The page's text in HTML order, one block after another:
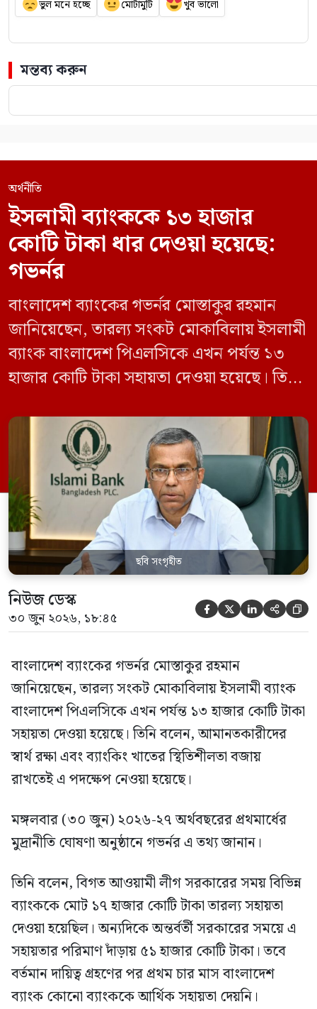
ভুল মনে হচ্ছে মোটামুটি খুব ভালো
মন্তব্য করুন
অর্থনীতি
ইসলামী ব্যাংককে ১৩ হাজার
কোটি টাকা ধার দেওয়া হয়েছে:
গভর্নর
বাংলাদেশ ব্যাংকের গভর্নর মোস্তাকুর রহমান
জানিয়েছেন, তারল্য সংকট মোকাবিলায় ইসলামী
ব্যাংক বাংলাদেশ পিএলসিকে এখন পর্যন্ত ১৩
হাজার কোটি টাকা সহায়তা দেওয়া হয়েছে। তিনি
খাতের স্থিতিশীলতা বজায় রাখতেই এ পদক্ষেপ
নেওয়া হয়েছে। মঙ্গলবার (৩০ জুন) ২০২৬-২৭
অর্থবছরের প্রথমার্ধের মুদ্রানীতি ঘোষণা অনুষ্ঠানে
গভর্নর এ তথ্য জানান। তিনি বলেন, বিগত
আওয়ামী লীগ […]
ছবি সংগৃহীত
নিউজ ডেস্ক
৩০ জুন ২০২৬, ১৮:৪৫     
বাংলাদেশ ব্যাংকের গভর্নর মোস্তাকুর রহমান
জানিয়েছেন, তারল্য সংকট মোকাবিলায় ইসলামী ব্যাংক
বাংলাদেশ পিএলসিকে এখন পর্যন্ত ১৩ হাজার কোটি টাকা
সহায়তা দেওয়া হয়েছে। তিনি বলেন, আমানতকারীদের
স্বার্থ রক্ষা এবং ব্যাংকিং খাতের স্থিতিশীলতা বজায়
রাখতেই এ পদক্ষেপ নেওয়া হয়েছে।
মঙ্গলবার (৩০ জুন) ২০২৬-২৭ অর্থবছরের প্রথমার্ধের
মুদ্রানীতি ঘোষণা অনুষ্ঠানে গভর্নর এ তথ্য জানান।
তিনি বলেন, বিগত আওয়ামী লীগ সরকারের সময় বিভিন্ন
ব্যাংককে মোট ১৭ হাজার কোটি টাকা তারল্য সহায়তা
দেওয়া হয়েছিল। অন্যদিকে অন্তর্বর্তী সরকারের সময়ে এ
সহায়তার পরিমাণ দাঁড়ায় ৫১ হাজার কোটি টাকা। তবে
বর্তমান দায়িত্ব গ্রহণের পর প্রথম চার মাস বাংলাদেশ
ব্যাংক কোনো ব্যাংককে আর্থিক সহায়তা দেয়নি।